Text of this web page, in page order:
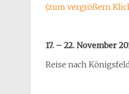
(zum vergrößern
17. – 22. November
Reise nach